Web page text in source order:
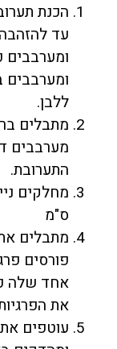
הכנת
עד
ללבן.
מתבלים
מערבבים
התערובת.
ס"מ
מתבלים
פורסים
אחד שלה
את
עוטפים